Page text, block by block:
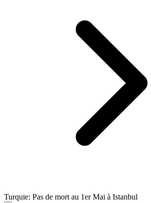
Turquie: Pas de mort au 1er Mai à Istanbul